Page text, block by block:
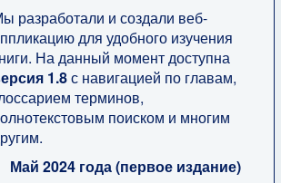
разработали и создали веб-
для удобного изучения
На данный момент доступна
1.8с навигацией по главам,
терминов,
поиском и многим
Май 2024 года (первое издание)